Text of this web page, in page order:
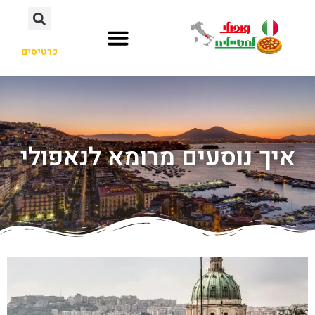
כרטיסים
איך נוסעים מרומא לנאפולי